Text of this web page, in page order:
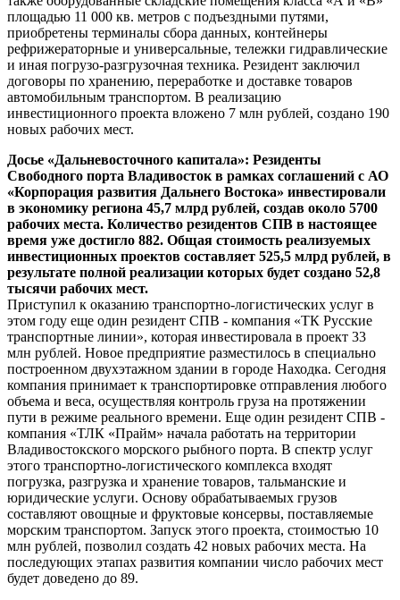
площадью 11 000 кв. метров с подъездными путями,
приобретены терминалы сбора данных, контейнеры
рефрижераторные и универсальные, тележки гидравлические
и иная погрузо-разгрузочная техника. Резидент заключил
договоры по хранению, переработке и доставке товаров
автомобильным транспортом. В реализацию
инвестиционного проекта вложено 7 млн рублей, создано 190
новых рабочих мест.
Досье «Дальневосточного капитала»: Резиденты
Свободного порта Владивосток в рамках соглашений с АО
«Корпорация развития Дальнего Востока» инвестировали
в экономику региона 45,7 млрд рублей, создав около 5700
рабочих места. Количество резидентов СПВ в настоящее
время уже достигло 882. Общая стоимость реализуемых
инвестиционных проектов составляет 525,5 млрд рублей, в
результате полной реализации которых будет создано 52,8
тысячи рабочих мест.
Приступил к оказанию транспортно-логистических услуг в
этом году еще один резидент СПВ - компания «ТК Русские
транспортные линии», которая инвестировала в проект 33
млн рублей. Новое предприятие разместилось в специально
построенном двухэтажном здании в городе Находка. Сегодня
компания принимает к транспортировке отправления любого
объема и веса, осуществляя контроль груза на протяжении
пути в режиме реального времени. Еще один резидент СПВ -
компания «ТЛК «Прайм» начала работать на территории
Владивостокского морского рыбного порта. В спектр услуг
этого транспортно-логистического комплекса входят
погрузка, разгрузка и хранение товаров, тальманские и
юридические услуги. Основу обрабатываемых грузов
составляют овощные и фруктовые консервы, поставляемые
морским транспортом. Запуск этого проекта, стоимостью 10
млн рублей, позволил создать 42 новых рабочих места. На
последующих этапах развития компании число рабочих мест
будет доведено до 89.